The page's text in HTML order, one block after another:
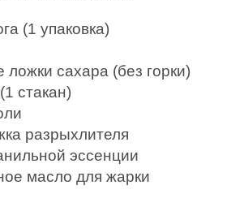
(1 упаковка)
ложки сахара (без горки)
стакан)
разрыхлителя
эссенции
масло для жарки